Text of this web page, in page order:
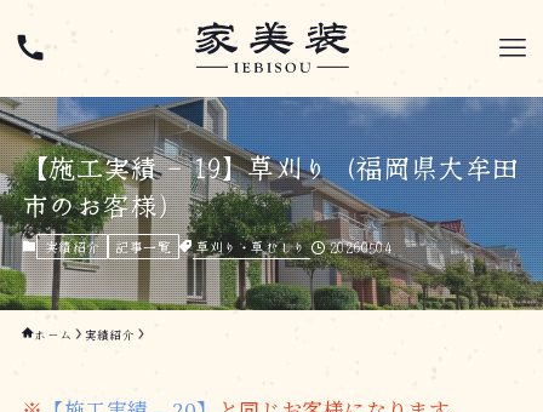
【施工実績 – 19】草刈り（福岡県大牟田
市のお客様）
実績紹介 記事一覧 草刈り・草むしり 20260504
ホーム 実績紹介